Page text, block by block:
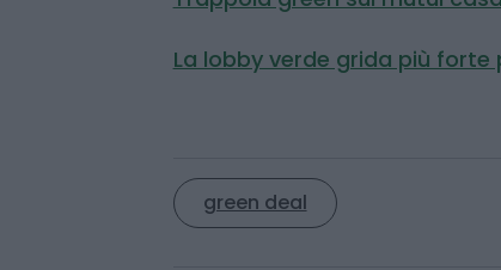
Leggi anche:
Trappola green sui mutui